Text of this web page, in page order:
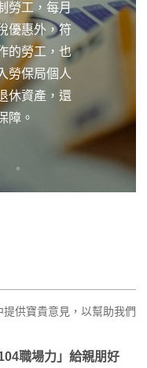
勞工，每月
優惠外，符
的勞工，也
勞保局個人
休資產，還
障。
供寶貴意見，以幫助我們
職場力」給親朋好